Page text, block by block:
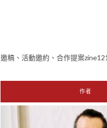
邀稿、活動邀約、合作提案
作者